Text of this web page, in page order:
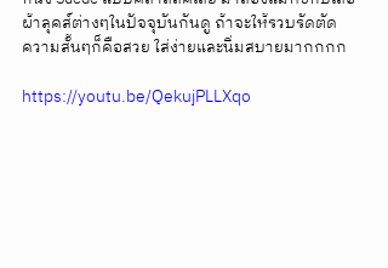
ผ้าลุคส์ต่างๆในปัจจุบันกันดู ถ้าจะให้รวบรัดตัด
ความสั้นๆก็คือสวย ใส่ง่ายและนิ่มสบายมากกกก
https://youtu.be/QekujPLLXqo